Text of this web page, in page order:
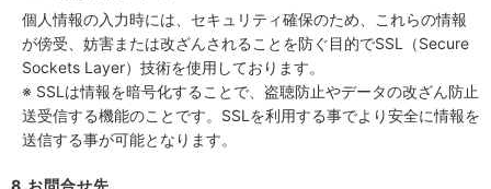
個人情報の入力時には、セキュリティ確保のため、これらの情報
が傍受、妨害または改ざんされることを防ぐ目的でSSL（Secure
Sockets Layer）技術を使用しております。
※ SSLは情報を暗号化することで、盗聴防止やデータの改ざん防止
送受信する機能のことです。SSLを利用する事でより安全に情報を
送信する事が可能となります。
8.お問合せ先